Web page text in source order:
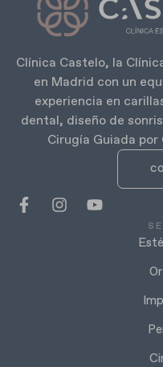
Clínica Castelo, la
en Madrid con un
experiencia en
dental, diseño de
Cirugía Guiada